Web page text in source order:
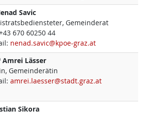
Savic
Gemeinderat
670 60250 44
nenad.savic@kpoe-graz.at
Amrei Lässer
Gemeinderätin
amrei.laesser@stadt.graz.at
Sikora